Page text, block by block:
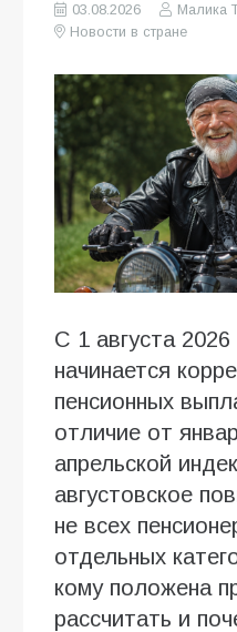
03.08.2026
Малика
Новости в стране
С 1 августа
начинается
пенсионных
отличие от
апрельской
августовское
не всех
отдельных
кому положена
рассчитать и